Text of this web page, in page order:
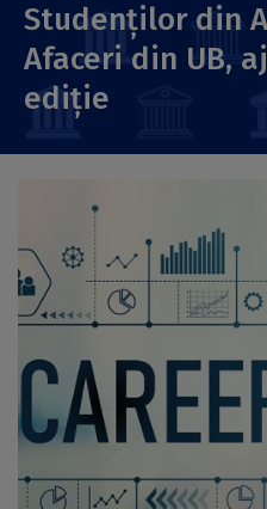
Studenților din
Afaceri din UB,
ediție